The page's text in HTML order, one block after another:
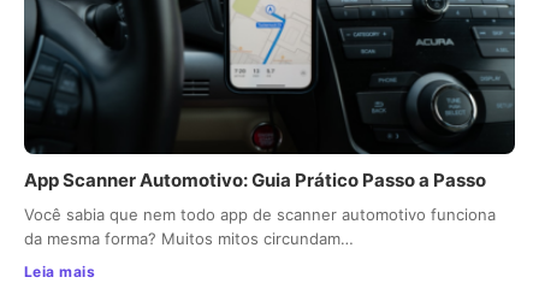
App Scanner Automotivo: Guia Prático Passo a Passo
Você sabia que nem todo app de scanner automotivo funciona
da mesma forma? Muitos mitos circundam…
Leia mais